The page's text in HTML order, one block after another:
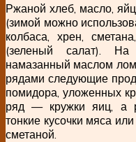
Ржаной хлеб, масло,
(зимой можно
колбаса, хрен,
(зеленый салат).
намазанный маслом
рядами следующие
помидора, уложенных
ряд — кружки яиц, а
тонкие кусочки мяса
сметаной.